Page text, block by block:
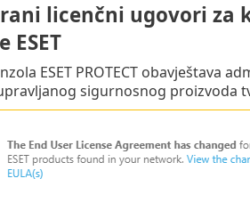
licenčni ugovori za
ESET PROTECT obavještava
sigurnosnog proizvoda